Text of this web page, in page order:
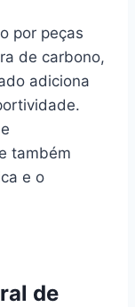
por peças
de carbono,
adiciona
também
e o
de